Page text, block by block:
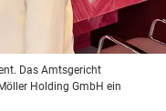
Das Amtsgericht
Holding GmbH ein